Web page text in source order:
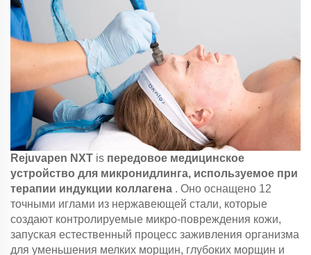
Rejuvapen NXT is передовое медицинское
устройство для микронидлинга, используемое при
терапии индукции коллагена . Оно оснащено 12
точными иглами из нержавеющей стали, которые
создают контролируемые микро-повреждения кожи,
запуская естественный процесс заживления организма
для уменьшения мелких морщин, глубоких морщин и